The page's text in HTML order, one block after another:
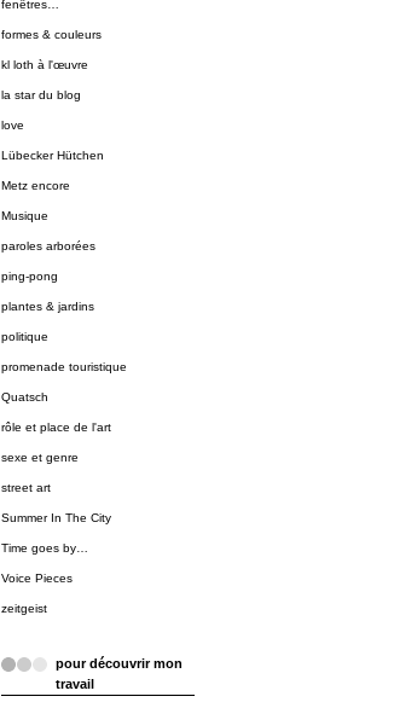
fenêtres…
formes & couleurs
kl loth à l'œuvre
la star du blog
love
Lübecker Hütchen
Metz encore
Musique
paroles arborées
ping-pong
plantes & jardins
politique
promenade touristique
Quatsch
rôle et place de l'art
sexe et genre
street art
Summer In The City
Time goes by…
Voice Pieces
zeitgeist
pour découvrir mon
travail